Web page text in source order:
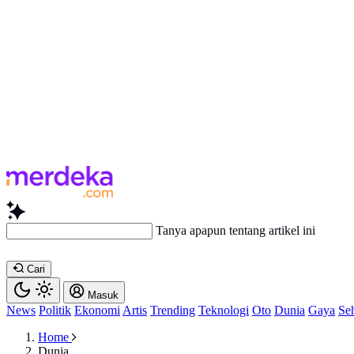
Baca
Cari
Masuk
News Politik Ekonomi Artis Trending Teknologi Oto Dunia Gaya
Home
Dunia